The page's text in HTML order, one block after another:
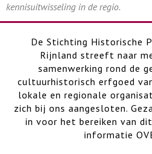
kennisuitwisseling in de regio.
De Stichting Historische
Rijnland streeft naar
samenwerking rond de
cultuurhistorisch erfgoed
lokale en regionale
zich bij ons aangesloten.
in voor het bereiken van
informatie